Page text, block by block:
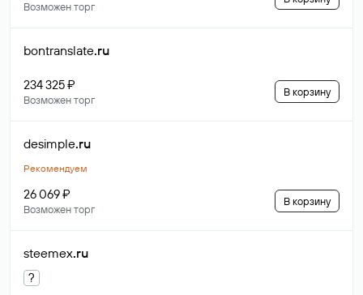
Возможен торг
bontranslate.ru
234 325 ₽
Возможен торг
В корзину
desimple.ru
Рекомендуем
26 069 ₽
Возможен торг
В корзину
steemex.ru
?